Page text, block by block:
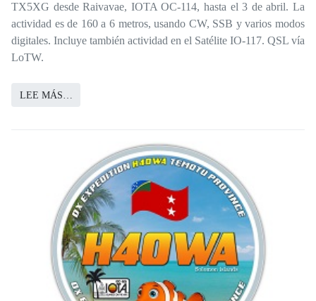
TX5XG desde Raivavae, IOTA OC-114, hasta el 3 de abril. La
actividad es de 160 a 6 metros, usando CW, SSB y varios modos
digitales. Incluye también actividad en el Satélite IO-117. QSL vía
LoTW.
LEE MÁS…